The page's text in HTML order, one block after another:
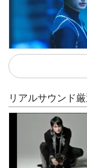
リアルサウンド